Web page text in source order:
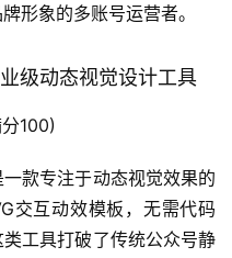
形象的多账号运营者。
级动态视觉设计工具
100)
款专注于动态视觉效果的
交互动效模板，无需代码
工具打破了传统公众号静